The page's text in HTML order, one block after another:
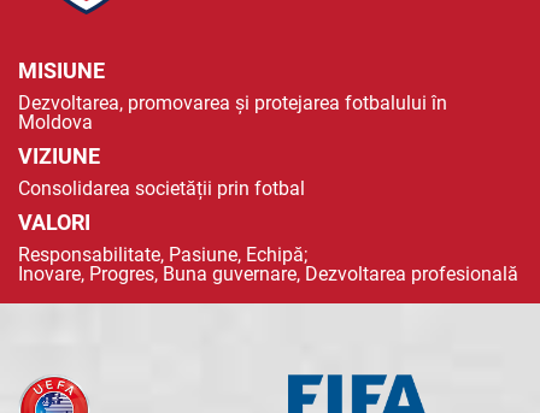
MISIUNE
Dezvoltarea, promovarea și protejarea fotbalului în
Moldova
VIZIUNE
Consolidarea societății prin fotbal
VALORI
Responsabilitate, Pasiune, Echipă;
Inovare, Progres, Buna guvernare, Dezvoltarea profesională